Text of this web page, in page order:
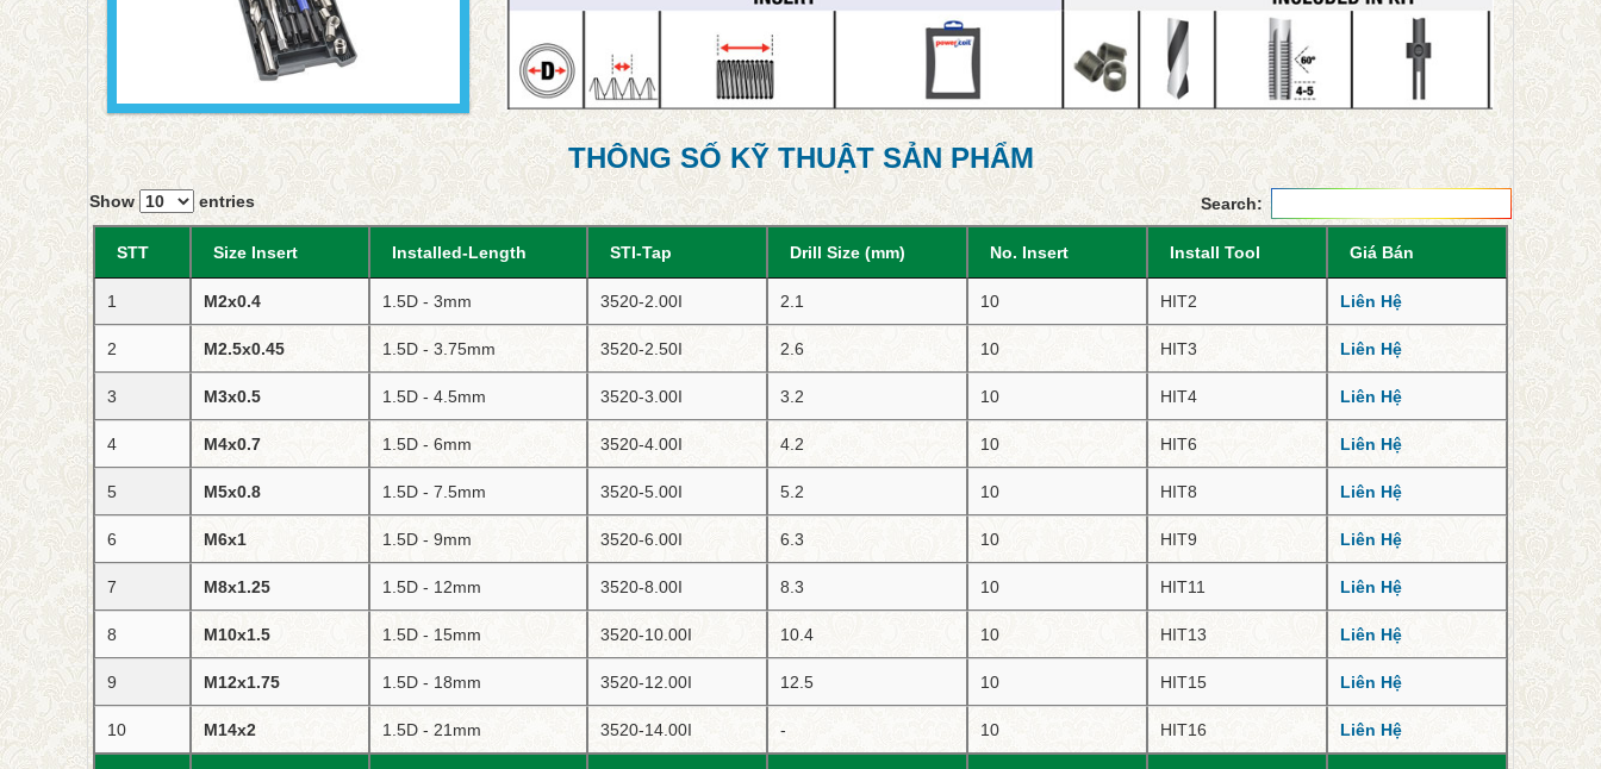
THÔNG SỐ KỸ THUẬT SẢN PHẨM
Show entries Search:
STT Size Insert Installed-Length STI-Tap Drill Size (mm) No. Insert Install Tool Giá Bán
1 M2x0.4 1.5D - 3mm 3520-2.00I 2.1 10 HIT2 Liên Hệ
2 M2.5x0.45 1.5D - 3.75mm 3520-2.50I 2.6 10 HIT3 Liên Hệ
3 M3x0.5 1.5D - 4.5mm 3520-3.00I 3.2 10 HIT4 Liên Hệ
4 M4x0.7 1.5D - 6mm 3520-4.00I 4.2 10 HIT6 Liên Hệ
5 M5x0.8 1.5D - 7.5mm 3520-5.00I 5.2 10 HIT8 Liên Hệ
6 M6x1 1.5D - 9mm 3520-6.00I 6.3 10 HIT9 Liên Hệ
7 M8x1.25 1.5D - 12mm 3520-8.00I 8.3 10 HIT11 Liên Hệ
8 M10x1.5 1.5D - 15mm 3520-10.00I 10.4 10 HIT13 Liên Hệ
9 M12x1.75 1.5D - 18mm 3520-12.00I 12.5 10 HIT15 Liên Hệ
10 M14x2 1.5D - 21mm 3520-14.00I - 10 HIT16 Liên Hệ